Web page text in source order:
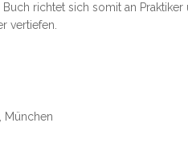
richtet sich somit an
vertiefen.
München